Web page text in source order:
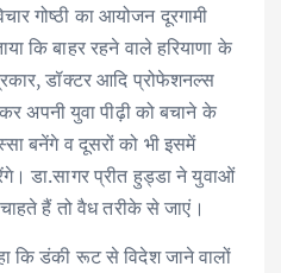
गोष्ठी का आयोजन दूरगामी
कि बाहर रहने वाले हरियाणा के
डॉक्टर आदि प्रोफेशनल्स
अपनी युवा पीढ़ी को बचाने के
बनेंगे व दूसरों को भी इसमें
डा.सागर प्रीत हुड्डा ने युवाओं
हैं तो वैध तरीके से जाएं।
कि डंकी रूट से विदेश जाने वालों